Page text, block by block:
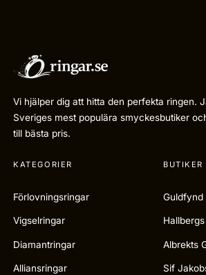
Vi hjälper dig att hitta den perfekta ringen.
Sveriges mest populära smyckesbutiker
till bästa pris.
KATEGORIER
Förlovningsringar
Vigselringar
Diamantringar
Alliansringar
BUTIKER
Guldfynd
Albrekts
Sif